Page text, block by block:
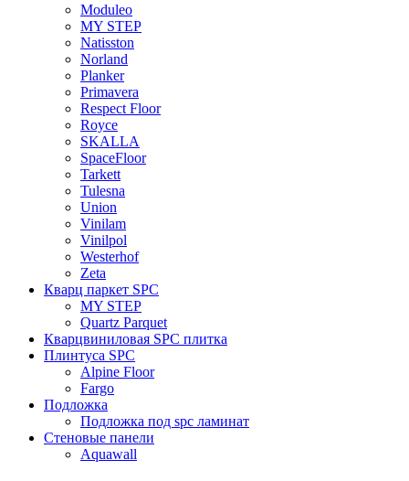
Moduleo
MY STEP
Natisston
Norland
Planker
Primavera
Respect Floor
Royce
SKALLA
SpaceFloor
Tarkett
Tulesna
Union
Vinilam
Vinilpol
Westerhof
Zeta
Кварц паркет SPC
MY STEP
Quartz Parquet
Кварцвиниловая SPC плитка
Плинтуса SPC
Alpine Floor
Fargo
Подложка
Подложка под spc ламинат
Стеновые панели
Aquawall